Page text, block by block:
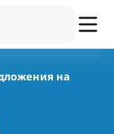
на